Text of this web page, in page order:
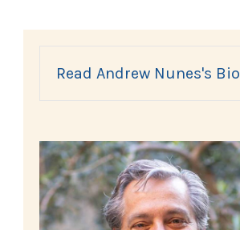
Read Andrew Nunes's Bio